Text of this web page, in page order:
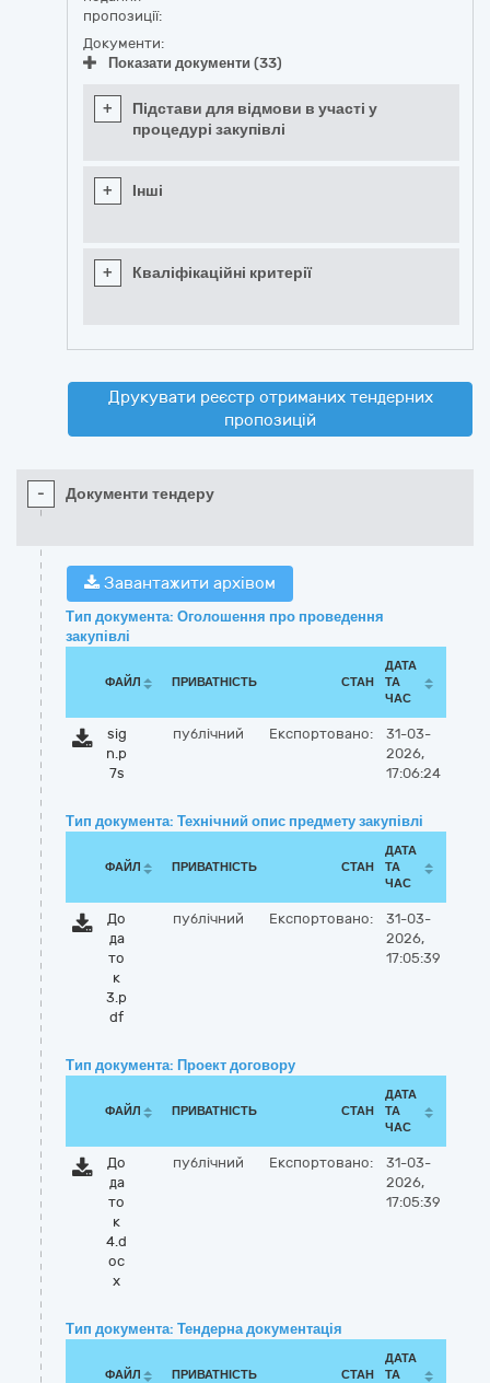
пропозиції:
Документи:
Показати документи (33)
+
Підстави для відмови в участі у
процедурі закупівлі
+ Інші
+ Кваліфікаційні критерії
Друкувати реєстр отриманих тендерних
пропозицій
- Документи тендеру
Завантажити архівом
Тип документа: Оголошення про проведення
закупівлі
ФАЙЛ ПРИВАТНІСТЬ СТАН
ДАТА
ТА
ЧАС
sig
n.p
7s
публічний Експортовано:
31-03-
2026,
17:06:24
Тип документа: Технічний опис предмету закупівлі
ФАЙЛ ПРИВАТНІСТЬ СТАН
ДАТА
ТА
ЧАС
До
да
то
к
3.p
df
публічний Експортовано:
31-03-
2026,
17:05:39
Тип документа: Проект договору
ФАЙЛ ПРИВАТНІСТЬ СТАН
ДАТА
ТА
ЧАС
До
да
то
к
4.d
oc
x
публічний Експортовано:
31-03-
2026,
17:05:39
Тип документа: Тендерна документація
ФАЙЛ ПРИВАТНІСТЬ СТАН
ДАТА
ТА